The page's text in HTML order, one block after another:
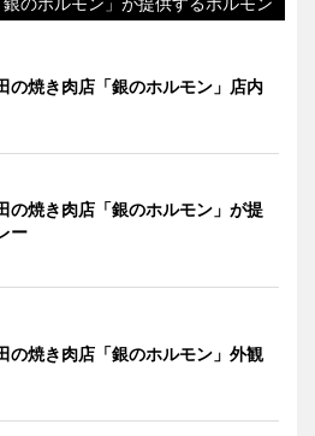
の焼き肉店「銀のホルモン」店内
の焼き肉店「銀のホルモン」が提
ー
の焼き肉店「銀のホルモン」外観